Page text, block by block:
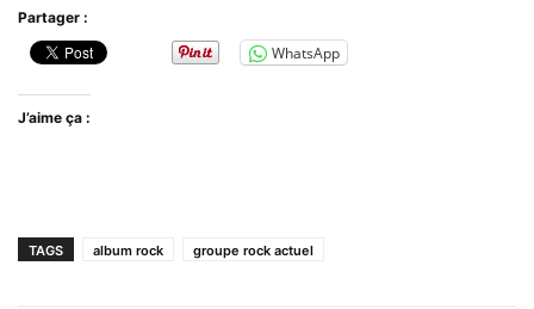
Partager :
WhatsApp
J’aime ça :
TAGS album rock groupe rock actuel